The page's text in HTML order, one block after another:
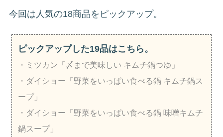
今回は人気の18商品をピックアップ。
ピックアップした19品はこちら。
・ミツカン「〆まで美味しい キムチ鍋つゆ」
・ダイショー「野菜をいっぱい食べる鍋 キムチ鍋ス
ープ」
・ダイショー「野菜をいっぱい食べる鍋 味噌キムチ
鍋スープ」